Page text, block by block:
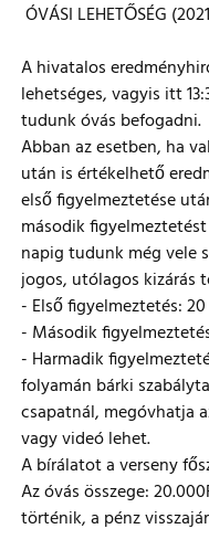
ÓVÁSI LEHETŐSÉG
A hivatalos
lehetséges, vagyis itt
tudunk óvás befogadni.
Abban az esetben, ha
után is értékelhető
első figyelmeztetése
második
napig tudunk még vele
jogos, utólagos kizárás
- Első figyelmeztetés:
- Második
- Harmadik
folyamán bárki
csapatnál, megóvhatja
vagy videó lehet.
A bírálatot a verseny
Az óvás összege:
történik, a pénz